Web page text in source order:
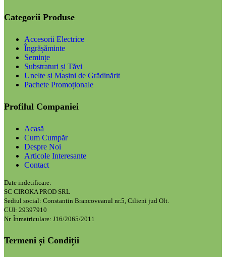
Categorii Produse
Accesorii Electrice
Îngrășăminte
Semințe
Substraturi și Tăvi
Unelte și Mașini de Grădinărit
Pachete Promoționale
Profilul Companiei
Acasă
Cum Cumpăr
Despre Noi
Articole Interesante
Contact
Date indetificare:
SC CIROKA PROD SRL
Sediul social: Constantin Brancoveanul nr.5, Cilieni jud Olt.
CUI: 29397910
Nr. Înmatriculare: J16/2065/2011
Termeni și Condiții